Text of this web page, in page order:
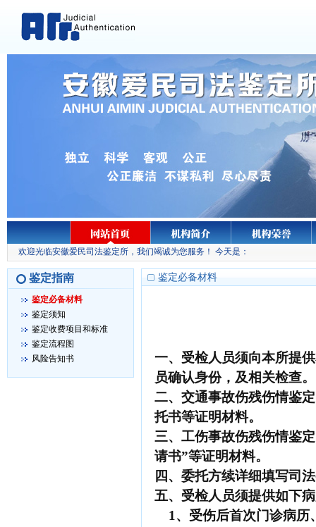
欢迎光临安徽爱民司法鉴定所，我们竭诚为您服务！ 今天是：
鉴定指南
鉴定必备材料
鉴定须知
鉴定收费项目和标准
鉴定流程图
风险告知书
鉴定必备材料
一、受检人员须向本所提
员确认身份，及相关检查。
二、交通事故伤残伤情鉴
托书等证明材料。
三、工伤事故伤残伤情鉴
请书”等证明材料。
四、委托方续详细填写司
五、受检人员须提供如下
1、受伤后首次门诊病历